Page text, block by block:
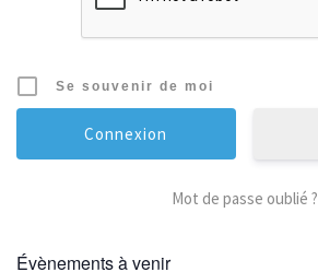
Se souvenir de moi
Mot de passe oublié ?
Évènements à venir